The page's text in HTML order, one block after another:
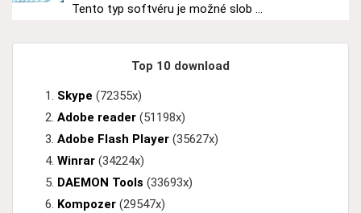
Tento typ softvéru je možné slob ...
Top 10 download
Skype (72355x)
Adobe reader (51198x)
Adobe Flash Player (35627x)
Winrar (34224x)
DAEMON Tools (33693x)
Kompozer (29547x)